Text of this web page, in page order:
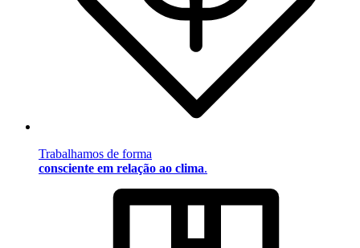
Trabalhamos de forma
consciente em relação ao clima.